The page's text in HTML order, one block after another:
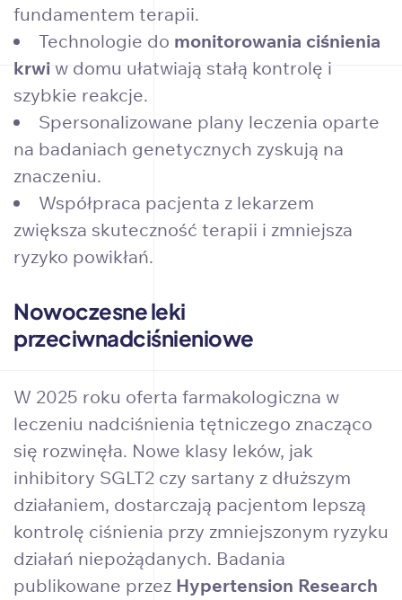
fundamentem terapii.
Technologie do monitorowania ciśnienia
krwi w domu ułatwiają stałą kontrolę i
szybkie reakcje.
Spersonalizowane plany leczenia oparte
na badaniach genetycznych zyskują na
znaczeniu.
Współpraca pacjenta z lekarzem
zwiększa skuteczność terapii i zmniejsza
ryzyko powikłań.
Nowoczesne leki
przeciwnadciśnieniowe
W 2025 roku oferta farmakologiczna w
leczeniu nadciśnienia tętniczego znacząco
się rozwinęła. Nowe klasy leków, jak
inhibitory SGLT2 czy sartany z dłuższym
działaniem, dostarczają pacjentom lepszą
kontrolę ciśnienia przy zmniejszonym ryzyku
działań niepożądanych. Badania
publikowane przez Hypertension Research